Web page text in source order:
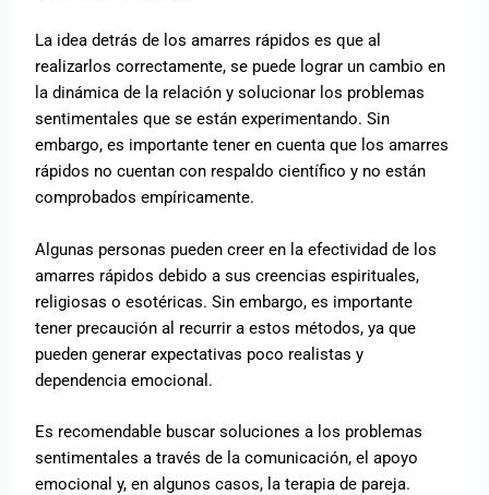
La idea detrás de los amarres rápidos es que al
realizarlos correctamente, se puede lograr un cambio en
la dinámica de la relación y solucionar los problemas
sentimentales que se están experimentando. Sin
embargo, es importante tener en cuenta que los amarres
rápidos no cuentan con respaldo científico y no están
comprobados empíricamente.
Algunas personas pueden creer en la efectividad de los
amarres rápidos debido a sus creencias espirituales,
religiosas o esotéricas. Sin embargo, es importante
tener precaución al recurrir a estos métodos, ya que
pueden generar expectativas poco realistas y
dependencia emocional.
Es recomendable buscar soluciones a los problemas
sentimentales a través de la comunicación, el apoyo
emocional y, en algunos casos, la terapia de pareja.